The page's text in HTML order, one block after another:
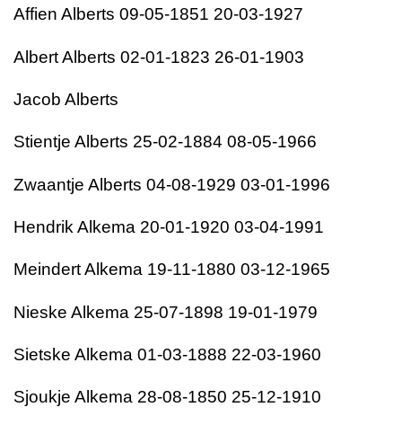
Affien Alberts 09-05-1851 20-03-1927
Albert Alberts 02-01-1823 26-01-1903
Jacob Alberts
Stientje Alberts 25-02-1884 08-05-1966
Zwaantje Alberts 04-08-1929 03-01-1996
Hendrik Alkema 20-01-1920 03-04-1991
Meindert Alkema 19-11-1880 03-12-1965
Nieske Alkema 25-07-1898 19-01-1979
Sietske Alkema 01-03-1888 22-03-1960
Sjoukje Alkema 28-08-1850 25-12-1910